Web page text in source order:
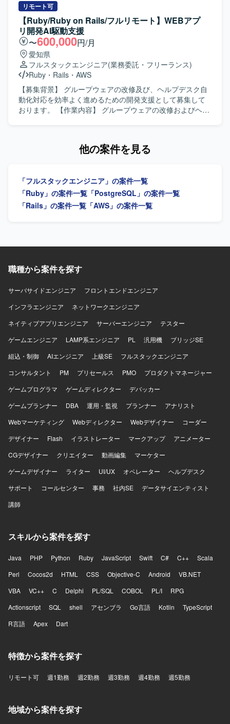
ができます。 非機能要件や品質保証にも深く関わるため、
サービスグロースと技術的チャレンジの両方を経験してい
ただけます。 【開発環境】 React NativeおよびExpoを用い
たネイティブアプリ開発環境です。 HonoとTypeScriptを用
いたAPI・サーバーサイド開発環境です。 Google Cloud
Platform上でのシステム構成およびデータベース連携環境で
す。 テストコードやE2Eテストツールを用いた自動テスト
環境が整備されております。
Ruby on RailsおよびVue.jsを用いた自社プロダクト・AIツ
ールのフロントエンドおよびバックエンド開発を担当し、
クライアントの声を直接反映させる形で商品の改良設計を
進めていただきます。GCP（Vertex AI等）やAIコーディン
グツールを組み合わせた先進的なAI機能の実装に携わり、3
～5人程度のチームでアジャイルな機能開発およびコード管
理・プロジェクト推進を行っていただきます。要件定義か
ら基本設計、詳細設計、実装、テスト、運用・保守、プロ
ダクト改良まで一貫して関わっていただきます。 【求める
人物像】 システム全体の設計や仕組みづくり、アーキテク
チャの選定に主体的に挑戦したい方を求めています。新し
味・関心をお持ちの方を歓迎いたします。 【ポジションの
ことができます。スタートアップならではのスピード感の
中で、クライアントの声を直接プロダクトに反映させる経
験を積むことができ、GCP（Vertex AI等）や最新のAIコー
ディングツールを活用した先進的な開発に携わることがで
SES, WAF, S3等）およびGCP（Vertex AIなど）を組み合わ
せ、CIにはCircleCIを利用しています。開発ツールとして
Meet、AIコーディングツールとしてVisual Studio Code,
Cursor, Claude Code, Gemini CLIを使用しています。
リモート可
【Ruby/Ruby on Rails/フルリモート】WEBアプ
リ開発AI駆動支援
〜600,000円/月
愛知県
フルスタックエンジニア(業務委託・フリーランス)
Ruby ・ Rails ・ AWS
【募集背景】 グループウェアの改修及び、ヘルプデスク自
動化対応を効率よく進めるための開発支援として募集して
おります。 【作業内容】 グループウェアの改修およびヘル
よび改修を実施していただきます。アジャイル開発手法を
おります。協調性や積極性があり、コミュニケーションを
取りながら開発を進めていただける方です。 【ポジション
の魅力】 AI駆動による効率的な開発を経験することがで
き、Cloude Codeを活用したバグやセキュリティインシデ
他の案件を見る
「フルスタックエンジニア」の案件一覧
「Ruby」の案件一覧 「PostgreSQL」の案件一覧
「Rails」の案件一覧 「AWS」の案件一覧
職種から案件を探す
サーバサイドエンジニア
フロントエンドエンジニア
インフラエンジニア
ネットワークエンジニア
ネイティブアプリエンジニア
サーバーエンジニア
テスター
ゲームエンジニア
LAMP系エンジニア PL 汎用機
ブリッジSE
組込・制御
AIエンジニア 上級SE
フルスタックエンジニア
コンサルタント
PM プリセールス PMO
プロダクトマネージャー
ゲームプログラマ
ゲームディレクター
デバッカー
ゲームプランナー
DBA 運用・監視 プランナー
アナリスト
Webマーケティング
Webディレクター Webデザイナー
コーダー
デザイナー
Flash イラストレーター マークアップ
アニメーター
CGデザイナー
クリエイター 動画編集
マーケター
ゲームデザイナー
ライター UI/UX オペレーター
ヘルプデスク
サポート
コールセンター 事務 社内SE
データサイエンティスト
講師
スキルから案件を探す
Java PHP Python Ruby JavaScript Swift C# C++
Scala
Perl
Cocos2d HTML CSS Objective-C Android
VB.NET
VBA
VC++ C Delphi PL/SQL COBOL PL/I
RPG
Actionscript
SQL shell アセンブラ Go言語 Kotlin
TypeScript
R言語
Apex Dart
特徴から案件を探す
リモート可 週1勤務 週2勤務 週3勤務 週4勤務 週5勤務
地域から案件を探す